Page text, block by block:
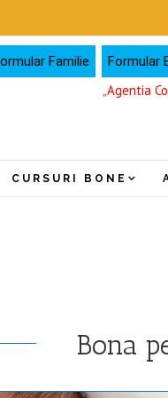
Familie Formular
„Agentia
CURSURI BONE
Bona